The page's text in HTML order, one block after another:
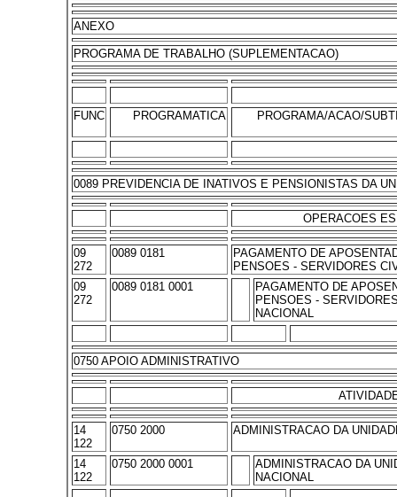
ANEXO
PROGRAMA DE TRABALHO (SUPLEMENTACAO)
FUNC PROGRAMATICA PROGRAMA/ACAO/
0089 PREVIDENCIA DE INATIVOS E PENSIONISTAS DA
OPERACOES
09
272
0089 0181
PAGAMENTO DE
PENSOES - SERVIDORES
09
272
0089 0181 0001
PAGAMENTO DE
PENSOES -
NACIONAL
0750 APOIO ADMINISTRATIVO
14
122
0750 2000 ADMINISTRACAO DA
14
122
0750 2000 0001
ADMINISTRACAO DA
NACIONAL